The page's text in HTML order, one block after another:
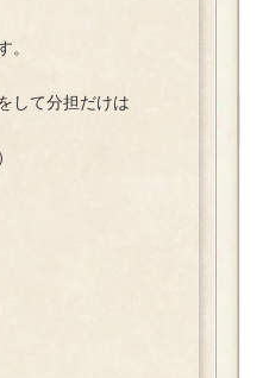
。
して分担だけは